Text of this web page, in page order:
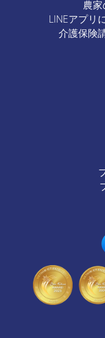
農家
LINEアプリ
介護保険